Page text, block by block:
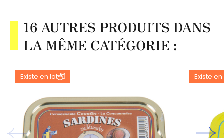
16 AUTRES PRODUITS DANS
LA MÊME CATÉGORIE :
Existe en lot Existe